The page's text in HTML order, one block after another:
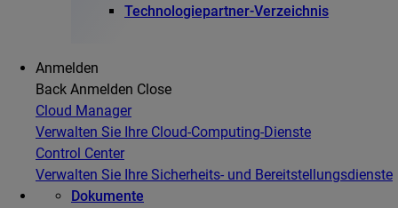
Technologiepartner-Verzeichnis
Anmelden
Back Anmelden Close
Cloud Manager
Verwalten Sie Ihre Cloud-Computing-Dienste
Control Center
Verwalten Sie Ihre Sicherheits- und Bereitstellungsdienste
Dokumente